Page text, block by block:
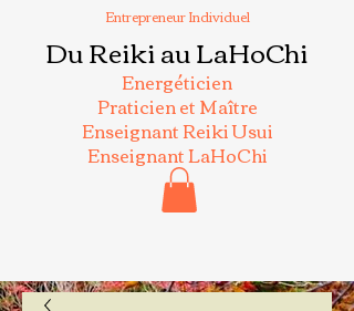
Entrepreneur Individuel
Du Reiki au LaHoChi
Energéticien
Praticien et Maître
Enseignant Reiki Usui
Enseignant LaHoChi